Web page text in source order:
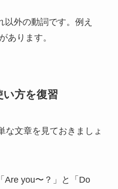
以外の動詞です。例え
あります。
方を復習
な文章を見ておきましょ
Are you〜？」と「Do